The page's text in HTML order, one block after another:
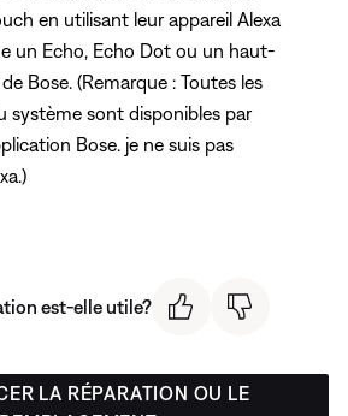
en utilisant leur appareil Alexa
un Echo, Echo Dot ou un haut-
Bose. (Remarque : Toutes les
système sont disponibles par
Bose. je ne suis pas
est-elle utile?
LA RÉPARATION OU LE